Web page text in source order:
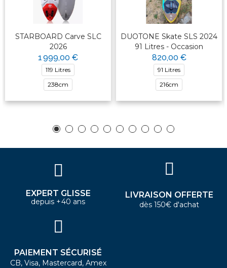
STARBOARD Carve SLC
2026
1 999,00 €
119 Litres
238cm
DUOTONE Skate SLS 2024
91 Litres - Occasion
820,00 €
91 Litres
216cm
EXPERT GLISSE
depuis +40 ans
LIVRAISON OFFERTE
dès 150€ d'achat
PAIEMENT SÉCURISÉ
CB, Visa, Mastercard, Amex